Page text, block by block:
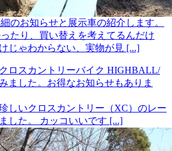
のお知らせと展示車の紹介します。
たり、買い替えを考えてるんだけ
じゃわからない、実物が見 [...]
ロスカントリーバイク HIGHBALL/
ました。お得なお知らせもありま
しいクロスカントリー（XC）のレー
した。 カッコいいです [...]